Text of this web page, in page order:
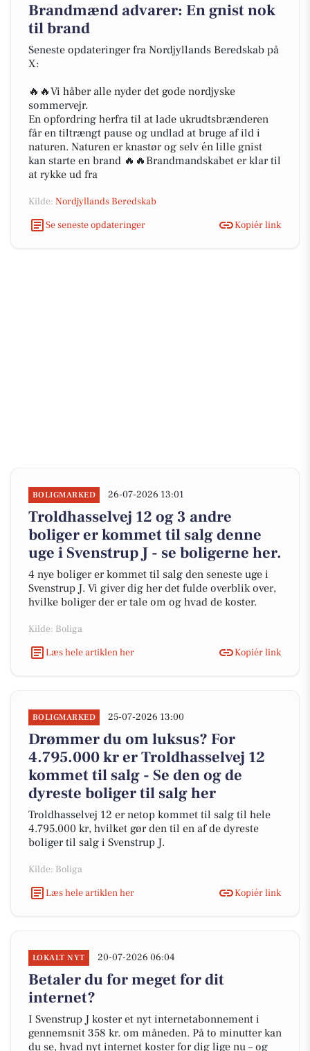
Brandmænd advarer: En gnist nok
til brand
Seneste opdateringer fra Nordjyllands Beredskab på
X:
🔥🔥Vi håber alle nyder det gode nordjyske
sommervejr.
En opfordring herfra til at lade ukrudtsbrænderen
får en tiltrængt pause og undlad at bruge af ild i
naturen. Naturen er knastør og selv én lille gnist
kan starte en brand 🔥🔥Brandmandskabet er klar til
at rykke ud fra
Kilde: Nordjyllands Beredskab
Se seneste opdateringer
Kopiér link
BOLIGMARKED 26-07-2026 13:01
Troldhasselvej 12 og 3 andre
boliger er kommet til salg denne
uge i Svenstrup J - se boligerne her.
4 nye boliger er kommet til salg den seneste uge i
Svenstrup J. Vi giver dig her det fulde overblik over,
hvilke boliger der er tale om og hvad de koster.
Kilde: Boliga
Læs hele artiklen her
Kopiér link
BOLIGMARKED 25-07-2026 13:00
Drømmer du om luksus? For
4.795.000 kr er Troldhasselvej 12
kommet til salg - Se den og de
dyreste boliger til salg her
Troldhasselvej 12 er netop kommet til salg til hele
4.795.000 kr, hvilket gør den til en af de dyreste
boliger til salg i Svenstrup J.
Kilde: Boliga
Læs hele artiklen her
Kopiér link
LOKALT NYT 20-07-2026 06:04
Betaler du for meget for dit
internet?
I Svenstrup J koster et nyt internetabonnement i
gennemsnit 358 kr. om måneden. På to minutter kan
du se, hvad nyt internet koster for dig lige nu – og